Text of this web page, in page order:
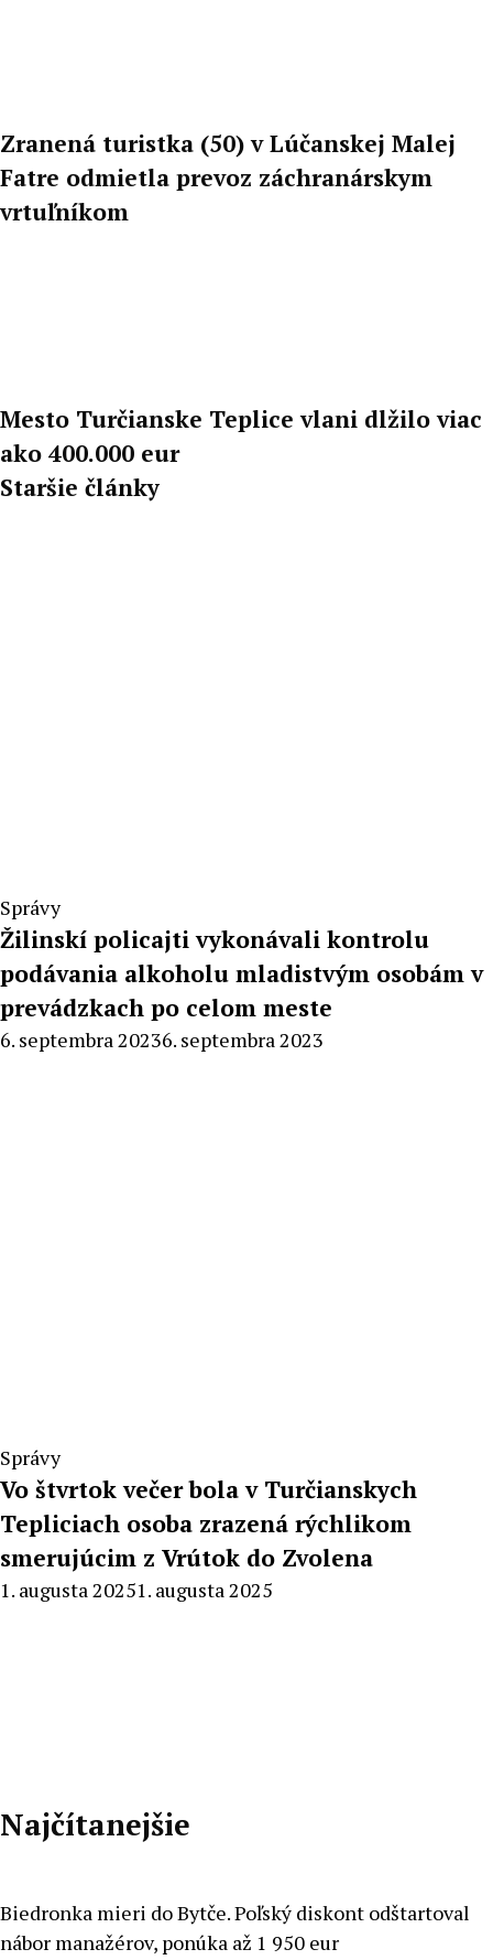
Zranená turistka (50) v Lúčanskej Malej
Fatre odmietla prevoz záchranárskym
vrtuľníkom
Mesto Turčianske Teplice vlani dlžilo viac
ako 400.000 eur
Staršie články
Správy
Žilinskí policajti vykonávali kontrolu
podávania alkoholu mladistvým osobám v
prevádzkach po celom meste
By
6. septembra 20236. septembra 2023
Správy
Vo štvrtok večer bola v Turčianskych
Tepliciach osoba zrazená rýchlikom
smerujúcim z Vrútok do Zvolena
By
1. augusta 20251. augusta 2025
Najčítanejšie
Biedronka mieri do Bytče. Poľský diskont odštartoval
nábor manažérov, ponúka až 1 950 eur